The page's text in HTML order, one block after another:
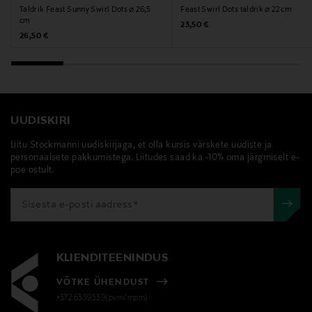
Taldrik Feast Sunny Swirl Dots ⌀ 26,5
cm
Original Price
26,50 €
Feast Swirl Dots taldrik ⌀ 22 cm
Original Price
23,50 €
UUDISKIRI
Liitu Stockmanni uudiskirjaga, et olla kursis värskete uudiste ja
personaalsete pakkumistega. Liitudes saad ka -10% oma järgmiselt e-
poe ostult.
KLIENDITEENINDUS
VÕTKE ÜHENDUST
+372 6339539(pvm/mpm)